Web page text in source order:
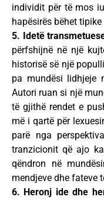
individit për të mos
hapësirës bëhet
5. Idetë
përfshijnë në një
historisë së një
pa mundësi lidhjeje
Autori ruan si një
të gjithë rendet e
më i qartë për
parë nga
tranzicionit që ajo
qëndron në
mendjeve dhe fateve
6. Heronj ide dhe